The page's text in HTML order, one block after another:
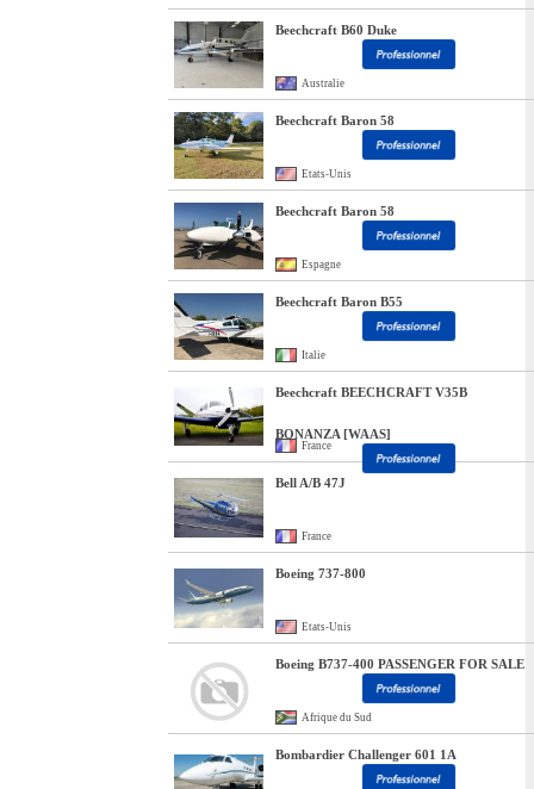
Beechcraft B60 Duke
Australie
Beechcraft Baron 58
Etats-Unis
Beechcraft Baron 58
Espagne
Beechcraft Baron B55
Italie
Beechcraft BEECHCRAFT V35B
BONANZA [WAAS]
France
Bell A/B 47J
France
Boeing 737-800
Etats-Unis
Boeing B737-400 PASSENGER FOR SALE
Afrique du Sud
Bombardier Challenger 601 1A